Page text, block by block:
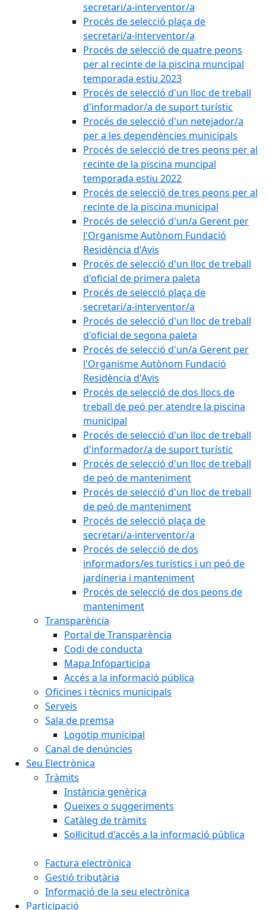
secretari/a-interventor/a
Procés de selecció plaça de
secretari/a-interventor/a
Procés de selecció de quatre peons
per al recinte de la piscina muncipal
temporada estiu 2023
Procés de selecció d'un lloc de treball
d'informador/a de suport turístic
Procés de selecció d'un netejador/a
per a les dependències municipals
Procés de selecció de tres peons per al
recinte de la piscina muncipal
temporada estiu 2022
Procés de selecció de tres peons per al
recinte de la piscina municipal
Procés de selecció d'un/a Gerent per
l'Organisme Autònom Fundació
Residència d'Avis
Procés de selecció d'un lloc de treball
d'oficial de primera paleta
Procés de selecció plaça de
secretari/a-interventor/a
Procés de selecció d'un lloc de treball
d'oficial de segona paleta
Procés de selecció d'un/a Gerent per
l'Organisme Autònom Fundació
Residència d'Avis
Procés de selecció de dos llocs de
treball de peó per atendre la piscina
municipal
Procés de selecció d'un lloc de treball
d'informador/a de suport turístic
Procés de selecció d'un lloc de treball
de peó de manteniment
Procés de selecció d'un lloc de treball
de peó de manteniment
Procés de selecció plaça de
secretari/a-interventor/a
Procés de selecció de dos
informadors/es turístics i un peó de
jardineria i manteniment
Procés de selecció de dos peons de
manteniment
Transparència
Portal de Transparència
Codi de conducta
Mapa Infoparticipa
Accés a la informació pública
Oficines i tècnics municipals
Serveis
Sala de premsa
Logotip municipal
Canal de denúncies
Seu Electrònica
Tràmits
Instància genèrica
Queixes o suggeriments
Catàleg de tràmits
Sol·licitud d'accés a la informació pública
Factura electrònica
Gestió tributària
Informació de la seu electrònica
Participació